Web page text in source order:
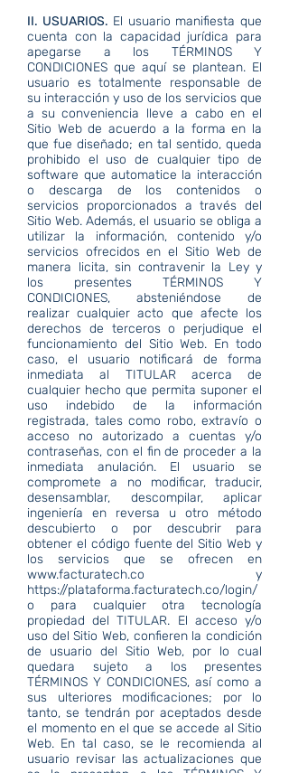
II. USUARIOS. El usuario manifiesta que
cuenta con la capacidad jurídica para
apegarse a los TÉRMINOS Y
CONDICIONES que aquí se plantean. El
usuario es totalmente responsable de
su interacción y uso de los servicios que
a su conveniencia lleve a cabo en el
Sitio Web de acuerdo a la forma en la
que fue diseñado; en tal sentido, queda
prohibido el uso de cualquier tipo de
software que automatice la interacción
o descarga de los contenidos o
servicios proporcionados a través del
Sitio Web. Además, el usuario se obliga a
utilizar la información, contenido y/o
servicios ofrecidos en el Sitio Web de
manera licita, sin contravenir la Ley y
los presentes TÉRMINOS Y
CONDICIONES, absteniéndose de
realizar cualquier acto que afecte los
derechos de terceros o perjudique el
funcionamiento del Sitio Web. En todo
caso, el usuario notificará de forma
inmediata al TITULAR acerca de
cualquier hecho que permita suponer el
uso indebido de la información
registrada, tales como robo, extravío o
acceso no autorizado a cuentas y/o
contraseñas, con el fin de proceder a la
inmediata anulación. El usuario se
compromete a no modificar, traducir,
desensamblar, descompilar, aplicar
ingeniería en reversa u otro método
descubierto o por descubrir para
obtener el código fuente del Sitio Web y
los servicios que se ofrecen en
www.facturatech.co y
https://plataforma.facturatech.co/login/
o para cualquier otra tecnología
propiedad del TITULAR. El acceso y/o
uso del Sitio Web, confieren la condición
de usuario del Sitio Web, por lo cual
quedara sujeto a los presentes
TÉRMINOS Y CONDICIONES, así como a
sus ulteriores modificaciones; por lo
tanto, se tendrán por aceptados desde
el momento en el que se accede al Sitio
Web. En tal caso, se le recomienda al
usuario revisar las actualizaciones que